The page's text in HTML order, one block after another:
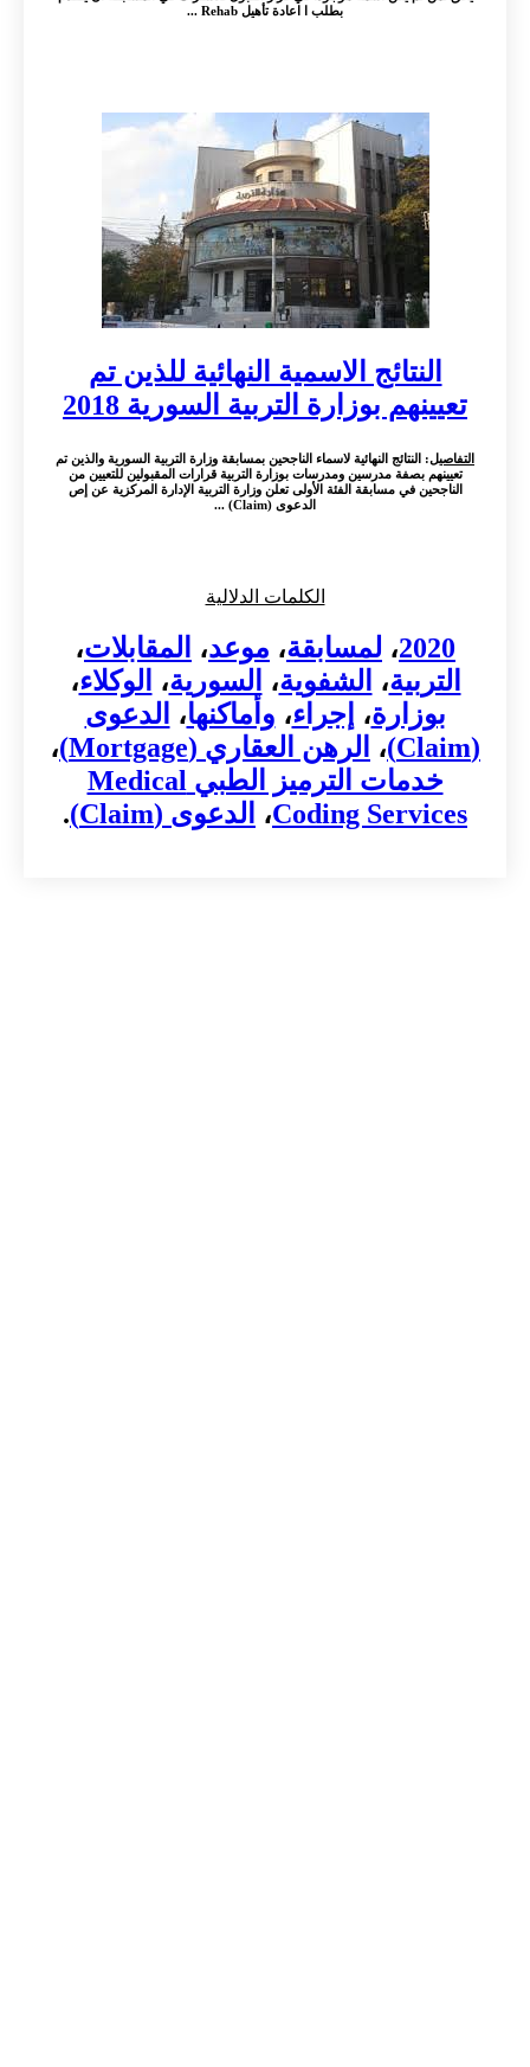
بطلب ا اعادة تأهيل Rehab ...
الاسمية النهائية للذين تم
بوزارة التربية السورية 2018
: النتائج النهائية لاسماء الناجحين بمسابقة وزارة التربية السورية والذين تم
بصفة مدرسين ومدرسات بوزارة التربية قرارات المقبولين للتعيين من
في مسابقة الفئة الأولى تعلن وزارة التربية الإدارة المركزية عن إص
الكلمات الدلالية
لمسابقة ،موعد،المقابلات ،
الشفوية ،السورية ،الوكلاء،
إجراء ،وأماكنها،الدعوى
،الرهن العقاري (Mortgage)
،
خدمات الترميز الطبي Medical
Coding،الدعوى (Claim)